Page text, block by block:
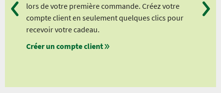
lors de votre première commande. Créez votre
compte client en seulement quelques clics pour
recevoir votre cadeau.
Créer un compte client